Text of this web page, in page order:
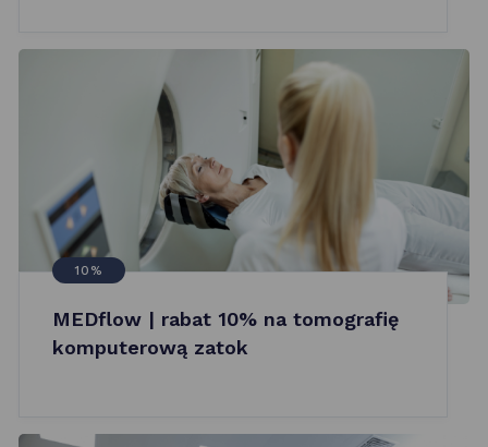
10%
MEDflow | rabat 10% na tomografię
komputerową zatok